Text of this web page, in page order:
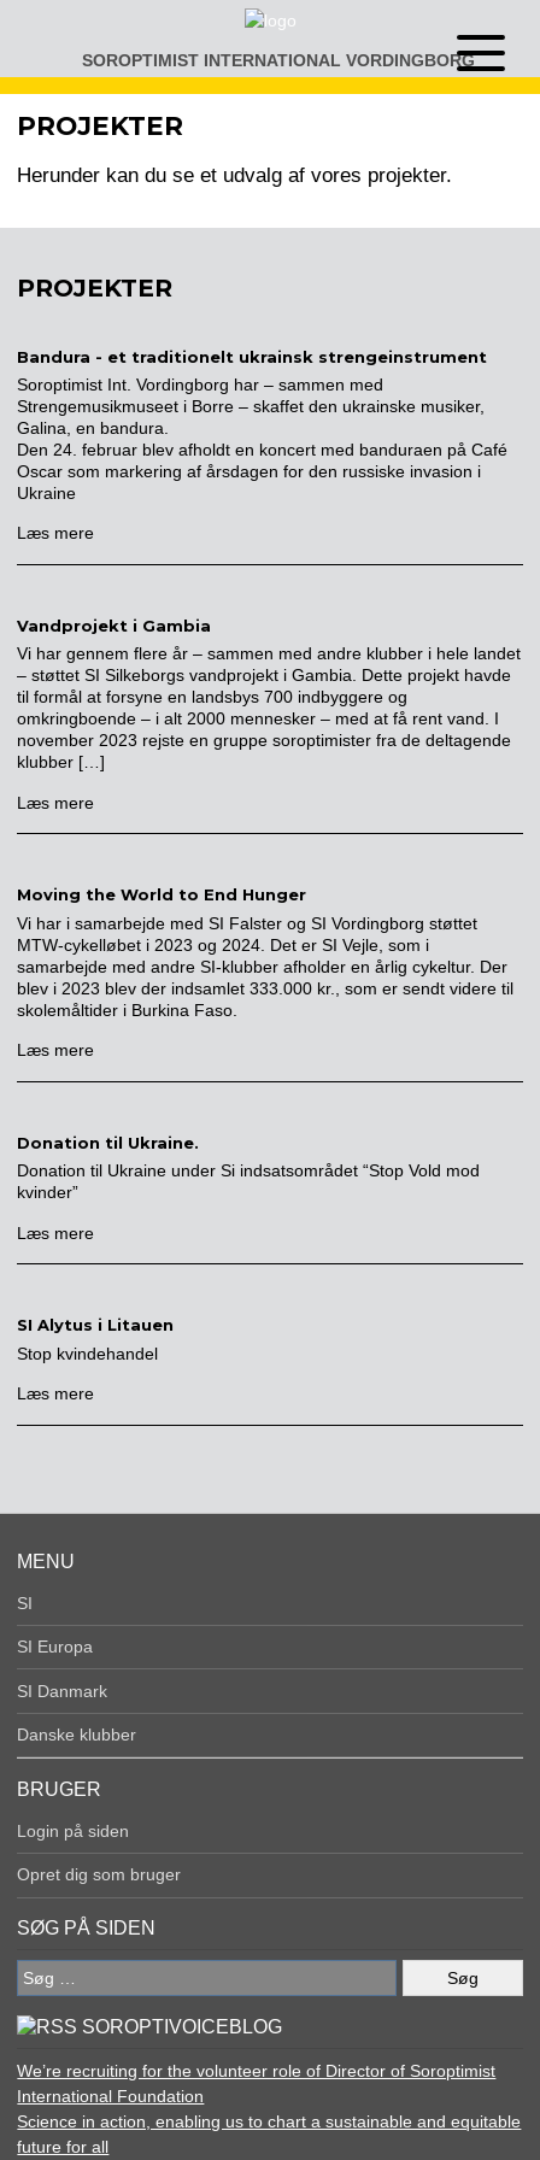
SOROPTIMIST INTERNATIONAL VORDINGBORGÅben
eller
luk
PROJEKTER
Herunder kan du se et udvalg af vores projekter.
PROJEKTER
Bandura - et traditionelt ukrainsk strengeinstrument
Soroptimist Int. Vordingborg har – sammen med
Strengemusikmuseet i Borre – skaffet den ukrainske musiker,
Galina, en bandura.
Den 24. februar blev afholdt en koncert med banduraen på Café
Oscar som markering af årsdagen for den russiske invasion i
Ukraine
Læs mere
Vandprojekt i Gambia
Vi har gennem flere år – sammen med andre klubber i hele landet
– støttet SI Silkeborgs vandprojekt i Gambia. Dette projekt havde
til formål at forsyne en landsbys 700 indbyggere og
omkringboende – i alt 2000 mennesker – med at få rent vand. I
november 2023 rejste en gruppe soroptimister fra de deltagende
klubber […]
Læs mere
Moving the World to End Hunger
Vi har i samarbejde med SI Falster og SI Vordingborg støttet
MTW-cykelløbet i 2023 og 2024. Det er SI Vejle, som i
samarbejde med andre SI-klubber afholder en årlig cykeltur. Der
blev i 2023 blev der indsamlet 333.000 kr., som er sendt videre til
skolemåltider i Burkina Faso.
Læs mere
Donation til Ukraine.
Donation til Ukraine under Si indsatsområdet “Stop Vold mod
kvinder”
Læs mere
SI Alytus i Litauen
Stop kvindehandel
Læs mere
MENU
SI
SI Europa
SI Danmark
Danske klubber
BRUGER
Login på siden
Opret dig som bruger
SØG PÅ SIDEN
Søg
efter:
SOROPTIVOICEBLOG
We’re recruiting for the volunteer role of Director of Soroptimist
International Foundation
Science in action, enabling us to chart a sustainable and equitable
future for all